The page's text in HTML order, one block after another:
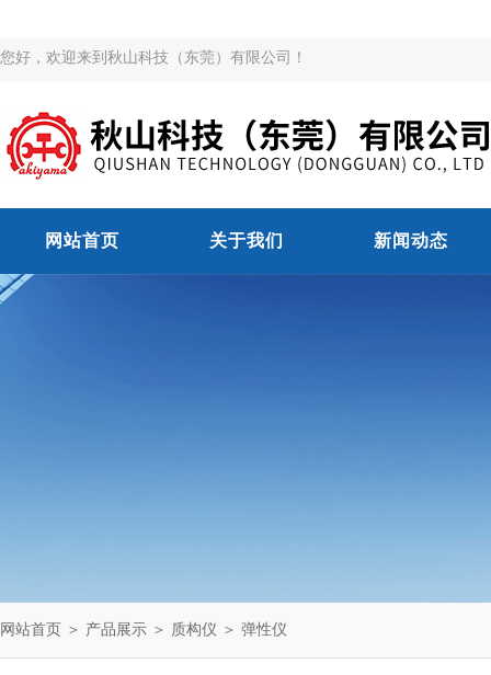
您好，欢迎来到秋山科技（东莞）有限公司！
网站首页 关于我们 新闻动态
网站首页 ＞ 产品展示 ＞ 质构仪 ＞ 弹性仪